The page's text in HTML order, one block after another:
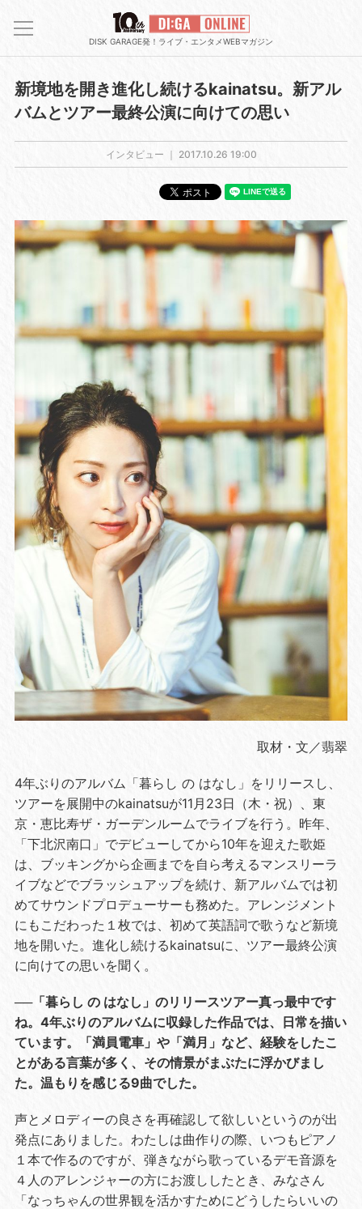
DISK GARAGE発！ライブ・エンタメWEBマガジン
新境地を開き進化し続けるkainatsu。新アル
バムとツアー最終公演に向けての思い
インタビュー ｜ 2017.10.26 19:00
取材・文／翡翠
4年ぶりのアルバム「暮らし の はなし」をリリースし、
ツアーを展開中のkainatsuが11月23日（木・祝）、東
京・恵比寿ザ・ガーデンルームでライブを行う。昨年、
「下北沢南口」でデビューしてから10年を迎えた歌姫
は、ブッキングから企画までを自ら考えるマンスリーラ
イブなどでブラッシュアップを続け、新アルバムでは初
めてサウンドプロデューサーも務めた。アレンジメント
にもこだわった１枚では、初めて英語詞で歌うなど新境
地を開いた。進化し続けるkainatsuに、ツアー最終公演
に向けての思いを聞く。
──「暮らし の はなし」のリリースツアー真っ最中です
ね。4年ぶりのアルバムに収録した作品では、日常を描い
ています。「満員電車」や「満月」など、経験をしたこ
とがある言葉が多く、その情景がまぶたに浮かびまし
た。温もりを感じる9曲でした。
声とメロディーの良さを再確認して欲しいというのが出
発点にありました。わたしは曲作りの際、いつもピアノ
１本で作るのですが、弾きながら歌っているデモ音源を
４人のアレンジャーの方にお渡ししたとき、みなさん
「なっちゃんの世界観を活かすためにどうしたらいいの